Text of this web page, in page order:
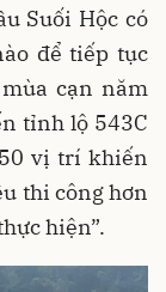
Suối Hộc có
để tiếp tục
cạn năm
tỉnh lộ 543C
vị trí khiến
thi công hơn
hiện”.